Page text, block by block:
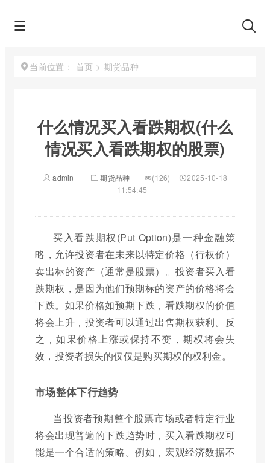
当前位置： 首页 > 期货品种
什么情况买入看跌期权(什么
情况买入看跌期权的股票)
admin 期货品种 (126)
2025-10-18
11:54:45
买入看跌期权(Put Option)是一种金融策
略，允许投资者在未来以特定价格（行权价）
卖出标的资产（通常是股票）。投资者买入看
跌期权，是因为他们预期标的资产的价格将会
下跌。如果价格如预期下跌，看跌期权的价值
将会上升，投资者可以通过出售期权获利。反
之，如果价格上涨或保持不变，期权将会失
效，投资者损失的仅仅是购买期权的权利金。
市场整体下行趋势
当投资者预期整个股票市场或者特定行业
将会出现普遍的下跌趋势时，买入看跌期权可
能是一个合适的策略。例如，宏观经济数据不